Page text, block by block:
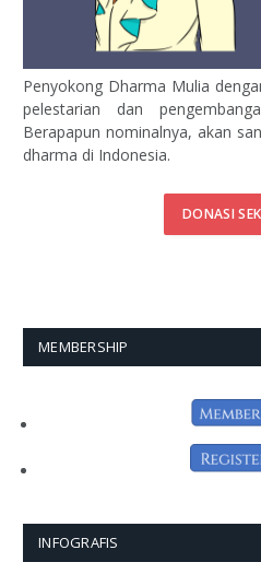
Penyokong Dharma Mulia
pelestarian dan
Berapapun nominalnya, akan
dharma di Indonesia.
DONASI
MEMBERSHIP
INFOGRAFIS